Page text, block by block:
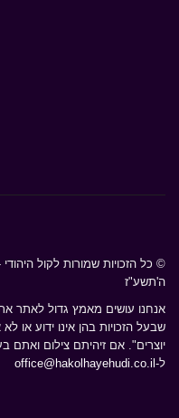
© כל הזכויות שמורות לקול
ה'תשע"ז
אנחנו עושים מאמץ גדול לאתר את
יוצרים". אם זיהיתם צילום ואתם
ל- office@hakolhayehudi.co.il